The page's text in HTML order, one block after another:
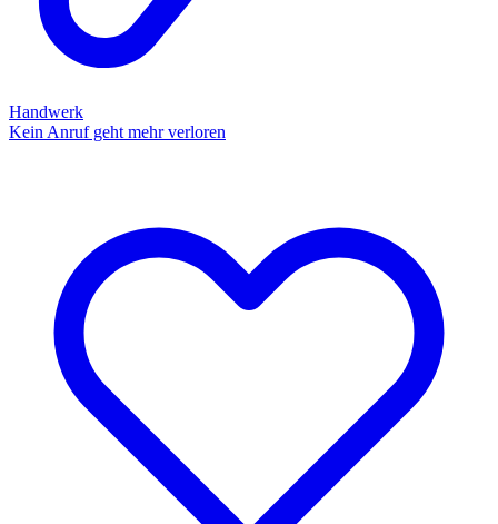
Handwerk
Kein Anruf geht mehr verloren